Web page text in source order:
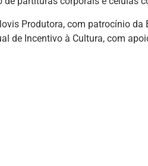
Produtora, com patrocínio da
de Incentivo à Cultura, com